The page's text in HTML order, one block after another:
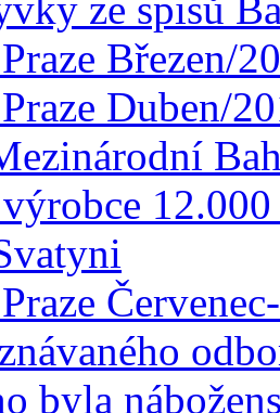
Březen/
Duben/
byla